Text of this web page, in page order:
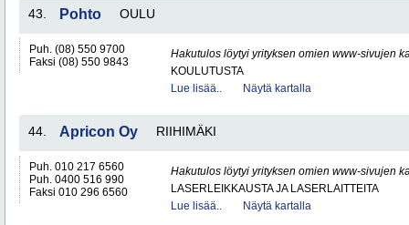
43. Pohto OULU
Puh. (08) 550 9700
Faksi (08) 550 9843
Hakutulos löytyi yrityksen omien www-sivujen
KOULUTUSTA
Lue lisää..
Näytä kartalla
44. Apricon Oy RIIHIMÄKI
Puh. 010 217 6560
Puh. 0400 516 990
Faksi 010 296 6560
Hakutulos löytyi yrityksen omien www-sivujen
LASERLEIKKAUSTA JA LASERLAITTEITA
Lue lisää..
Näytä kartalla